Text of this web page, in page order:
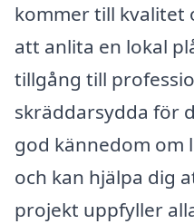
kommer till kvalitet
att anlita en lokal
tillgång till
skräddarsydda för
god kännedom om
och kan hjälpa dig
projekt uppfyller